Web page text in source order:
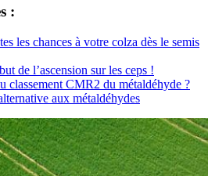
:
les chances à votre colza dès le semis
de l’ascension sur les ceps !
classement CMR2 du métaldéhyde ?
aux métaldéhydes